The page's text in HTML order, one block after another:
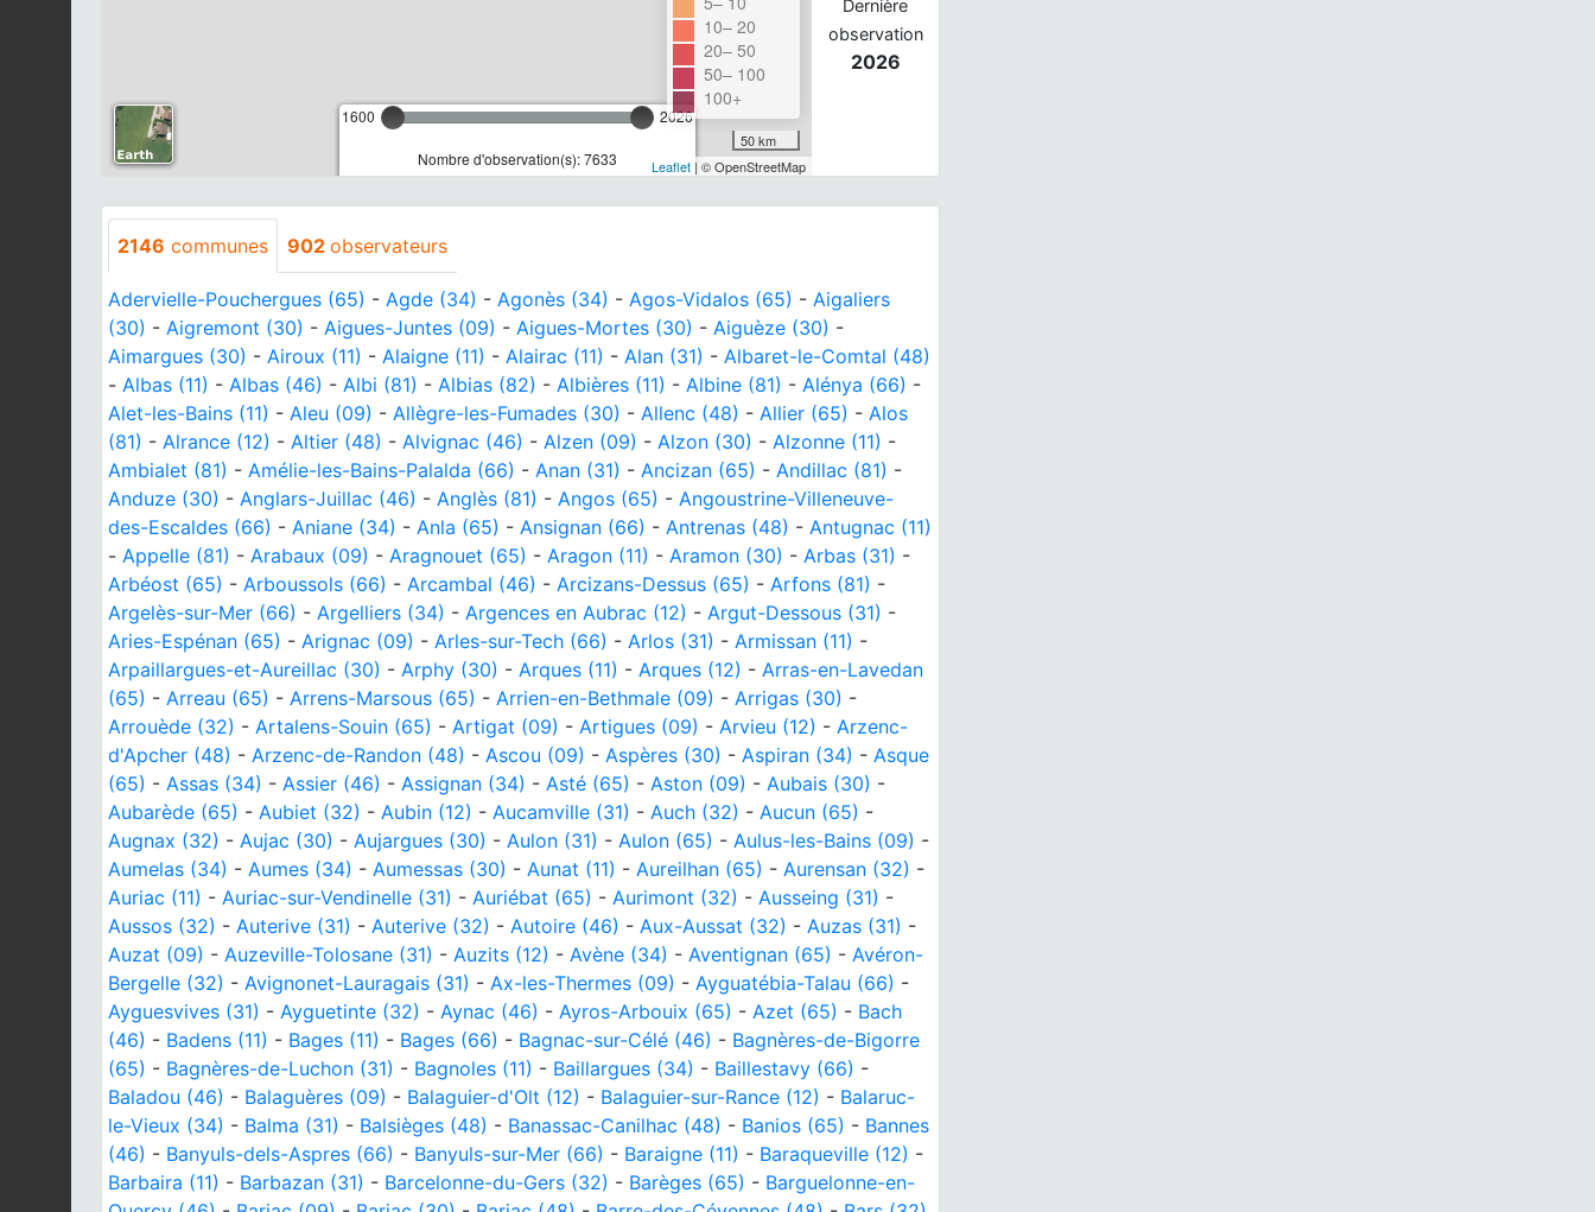
1600 2026
Nombre d'observation(s): 7633
10– 20
20– 50
50– 100
100+
50 km
Leaflet| © OpenStreetMap
Dernière
observation
2026
2146 communes 902 observateurs
Adervielle-Pouchergues (65) - Agde (34) - Agonès (34) - Agos-Vidalos (65) - Aigaliers
(30) - Aigremont (30) - Aigues-Juntes (09) - Aigues-Mortes (30) - Aiguèze (30) -
Aimargues (30) - Airoux (11) - Alaigne (11) - Alairac (11) - Alan (31) - Albaret-le-Comtal (48)
- Albas (11) - Albas (46) - Albi (81) - Albias (82) - Albières (11) - Albine (81) - Alénya (66) -
Alet-les-Bains (11) - Aleu (09) - Allègre-les-Fumades (30) - Allenc (48) - Allier (65) - Alos
(81) - Alrance (12) - Altier (48) - Alvignac (46) - Alzen (09) - Alzon (30) - Alzonne (11) -
Ambialet (81) - Amélie-les-Bains-Palalda (66) - Anan (31) - Ancizan (65) - Andillac (81) -
Anduze (30) - Anglars-Juillac (46) - Anglès (81) - Angos (65) - Angoustrine-Villeneuve-
des-Escaldes (66) - Aniane (34) - Anla (65) - Ansignan (66) - Antrenas (48) - Antugnac (11)
- Appelle (81) - Arabaux (09) - Aragnouet (65) - Aragon (11) - Aramon (30) - Arbas (31) -
Arbéost (65) - Arboussols (66) - Arcambal (46) - Arcizans-Dessus (65) - Arfons (81) -
Argelès-sur-Mer (66) - Argelliers (34) - Argences en Aubrac (12) - Argut-Dessous (31) -
Aries-Espénan (65) - Arignac (09) - Arles-sur-Tech (66) - Arlos (31) - Armissan (11) -
Arpaillargues-et-Aureillac (30) - Arphy (30) - Arques (11) - Arques (12) - Arras-en-Lavedan
(65) - Arreau (65) - Arrens-Marsous (65) - Arrien-en-Bethmale (09) - Arrigas (30) -
Arrouède (32) - Artalens-Souin (65) - Artigat (09) - Artigues (09) - Arvieu (12) - Arzenc-
d'Apcher (48) - Arzenc-de-Randon (48) - Ascou (09) - Aspères (30) - Aspiran (34) - Asque
(65) - Assas (34) - Assier (46) - Assignan (34) - Asté (65) - Aston (09) - Aubais (30) -
Aubarède (65) - Aubiet (32) - Aubin (12) - Aucamville (31) - Auch (32) - Aucun (65) -
Augnax (32) - Aujac (30) - Aujargues (30) - Aulon (31) - Aulon (65) - Aulus-les-Bains (09) -
Aumelas (34) - Aumes (34) - Aumessas (30) - Aunat (11) - Aureilhan (65) - Aurensan (32) -
Auriac (11) - Auriac-sur-Vendinelle (31) - Auriébat (65) - Aurimont (32) - Ausseing (31) -
Aussos (32) - Auterive (31) - Auterive (32) - Autoire (46) - Aux-Aussat (32) - Auzas (31) -
Auzat (09) - Auzeville-Tolosane (31) - Auzits (12) - Avène (34) - Aventignan (65) - Avéron-
Bergelle (32) - Avignonet-Lauragais (31) - Ax-les-Thermes (09) - Ayguatébia-Talau (66) -
Ayguesvives (31) - Ayguetinte (32) - Aynac (46) - Ayros-Arbouix (65) - Azet (65) - Bach
(46) - Badens (11) - Bages (11) - Bages (66) - Bagnac-sur-Célé (46) - Bagnères-de-Bigorre
(65) - Bagnères-de-Luchon (31) - Bagnoles (11) - Baillargues (34) - Baillestavy (66) -
Baladou (46) - Balaguères (09) - Balaguier-d'Olt (12) - Balaguier-sur-Rance (12) - Balaruc-
le-Vieux (34) - Balma (31) - Balsièges (48) - Banassac-Canilhac (48) - Banios (65) - Bannes
(46) - Banyuls-dels-Aspres (66) - Banyuls-sur-Mer (66) - Baraigne (11) - Baraqueville (12) -
Barbaira (11) - Barbazan (31) - Barcelonne-du-Gers (32) - Barèges (65) - Barguelonne-en-